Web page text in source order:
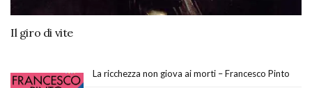
Il giro di vite
La ricchezza non giova ai morti – Francesco Pinto